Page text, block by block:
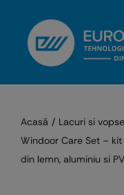
content
Acasă Lacuri si
Windoor Care Set –
din lemn, aluminiu si